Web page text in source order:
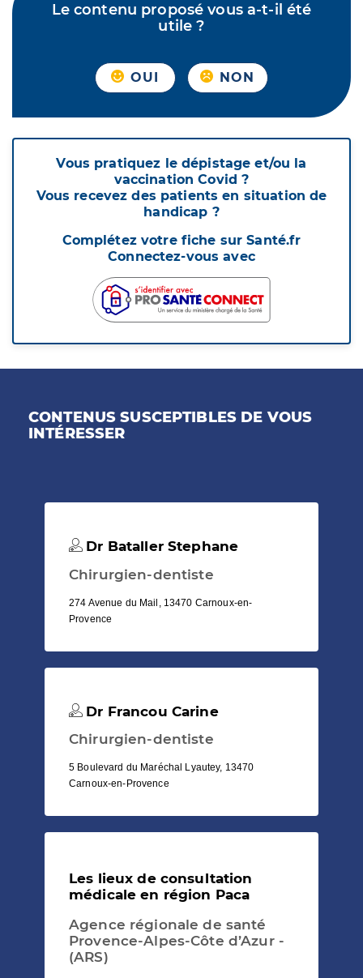
Le contenu proposé vous a-t-il été
utile ?
OUI NON
Vous pratiquez le dépistage et/ou la
vaccination Covid ?
Vous recevez des patients en situation de
handicap ?
Complétez votre fiche sur Santé.fr
Connectez-vous avec
CONTENUS SUSCEPTIBLES DE VOUS
INTÉRESSER
Dr Bataller Stephane
Chirurgien-dentiste
274 Avenue du Mail, 13470 Carnoux-en-
Provence
Dr Francou Carine
Chirurgien-dentiste
5 Boulevard du Maréchal Lyautey, 13470
Carnoux-en-Provence
Les lieux de consultation
médicale en région Paca
Agence régionale de santé
Provence-Alpes-Côte d’Azur -
(ARS)